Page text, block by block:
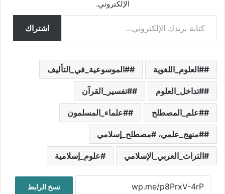
الإلكتروني.
كتابة بريدك الإلكتروني...
اشتراك
#العلوم_اللغوية #الموسوعية_في_التأليف
#تداخل_العلوم #تفسير_القرآن
#علم_المصطلح #علماء_المسلمون
#منهج_علمي، #مصطلح_إسلامي
التراث_العربي_الإسلامي علوم_إسلامية
نسخ الرابط